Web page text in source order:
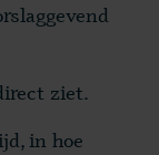
ziet.
in hoe